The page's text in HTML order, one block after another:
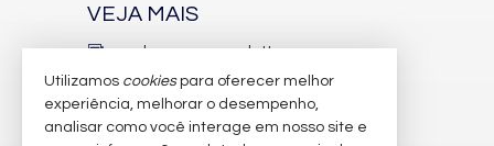
Pet Place
Pìscina Térmica
Entrada para Banhistas
Box de Praia
Hall Decorado e Mobiliado
VEJA MAIS
receba nosso newsletter
indicadores financeiros
cadastre seu imóvel
Utilizamos cookiespara oferecer melhor
experiência, melhorar o desempenho,
analisar como você interage em nosso site e